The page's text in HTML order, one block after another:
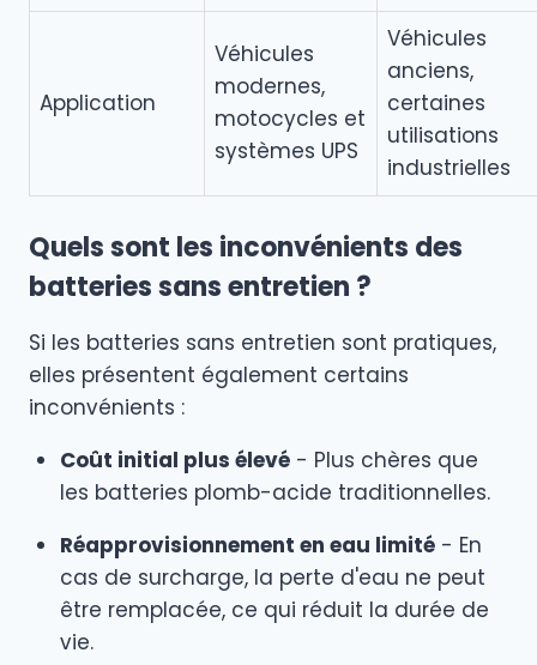
Application
Véhicules
modernes,
motocycles et
systèmes UPS
Véhicules
anciens,
certaines
utilisations
industrielles
Quels sont les inconvénients des
batteries sans entretien ?
Si les batteries sans entretien sont pratiques,
elles présentent également certains
inconvénients :
Coût initial plus élevé- Plus chères que
les batteries plomb-acide traditionnelles.
Réapprovisionnement en eau limité- En
cas de surcharge, la perte d'eau ne peut
être remplacée, ce qui réduit la durée de
vie.